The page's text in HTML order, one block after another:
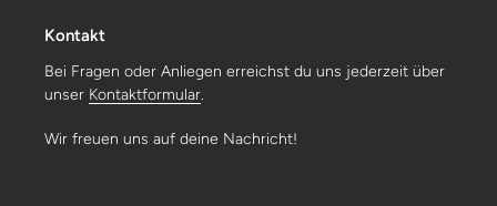
Kontakt
Bei Fragen oder Anliegen erreichst du uns jederzeit über
unser Kontaktformular
Wir freuen uns auf deine Nachricht!